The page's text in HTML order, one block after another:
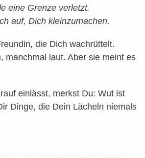
eine Grenze verletzt.
auf, Dich kleinzumachen.
die Dich wachrüttelt.
manchmal laut. Aber sie meint es
einlässt, merkst Du: Wut ist
Dinge, die Dein Lächeln niemals